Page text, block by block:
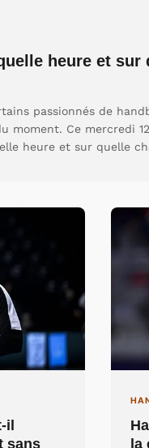
heure et
passionnés de
moment. Ce mercredi
heure et sur quelle
il
sans
la